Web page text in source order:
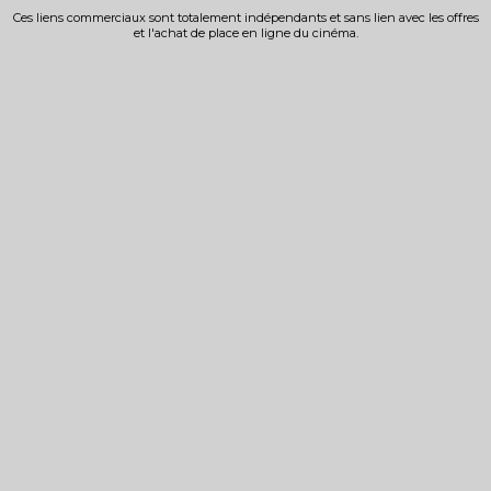
Ces liens commerciaux sont totalement indépendants et sans lien avec les offres
et l'achat de place en ligne du cinéma.